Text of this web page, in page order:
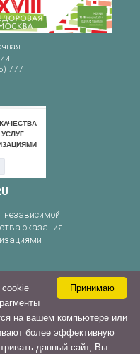
777-
независимой
оказания
Принимаю
на вашем компьютере или
более эффективную
данный сайт, Вы